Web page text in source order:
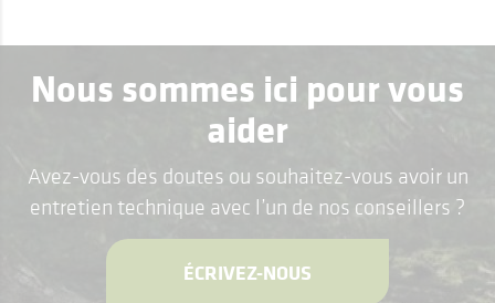
Nous sommes ici pour vous
aider
Avez-vous des doutes ou souhaitez-vous avoir un
entretien technique avec l’un de nos conseillers ?
ÉCRIVEZ-NOUS